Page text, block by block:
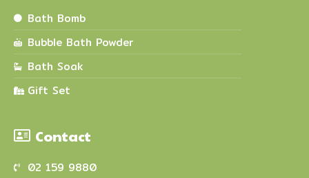
Bath Bomb
Bubble Bath Powder
Bath Soak
Gift Set
Contact
02 159 9880